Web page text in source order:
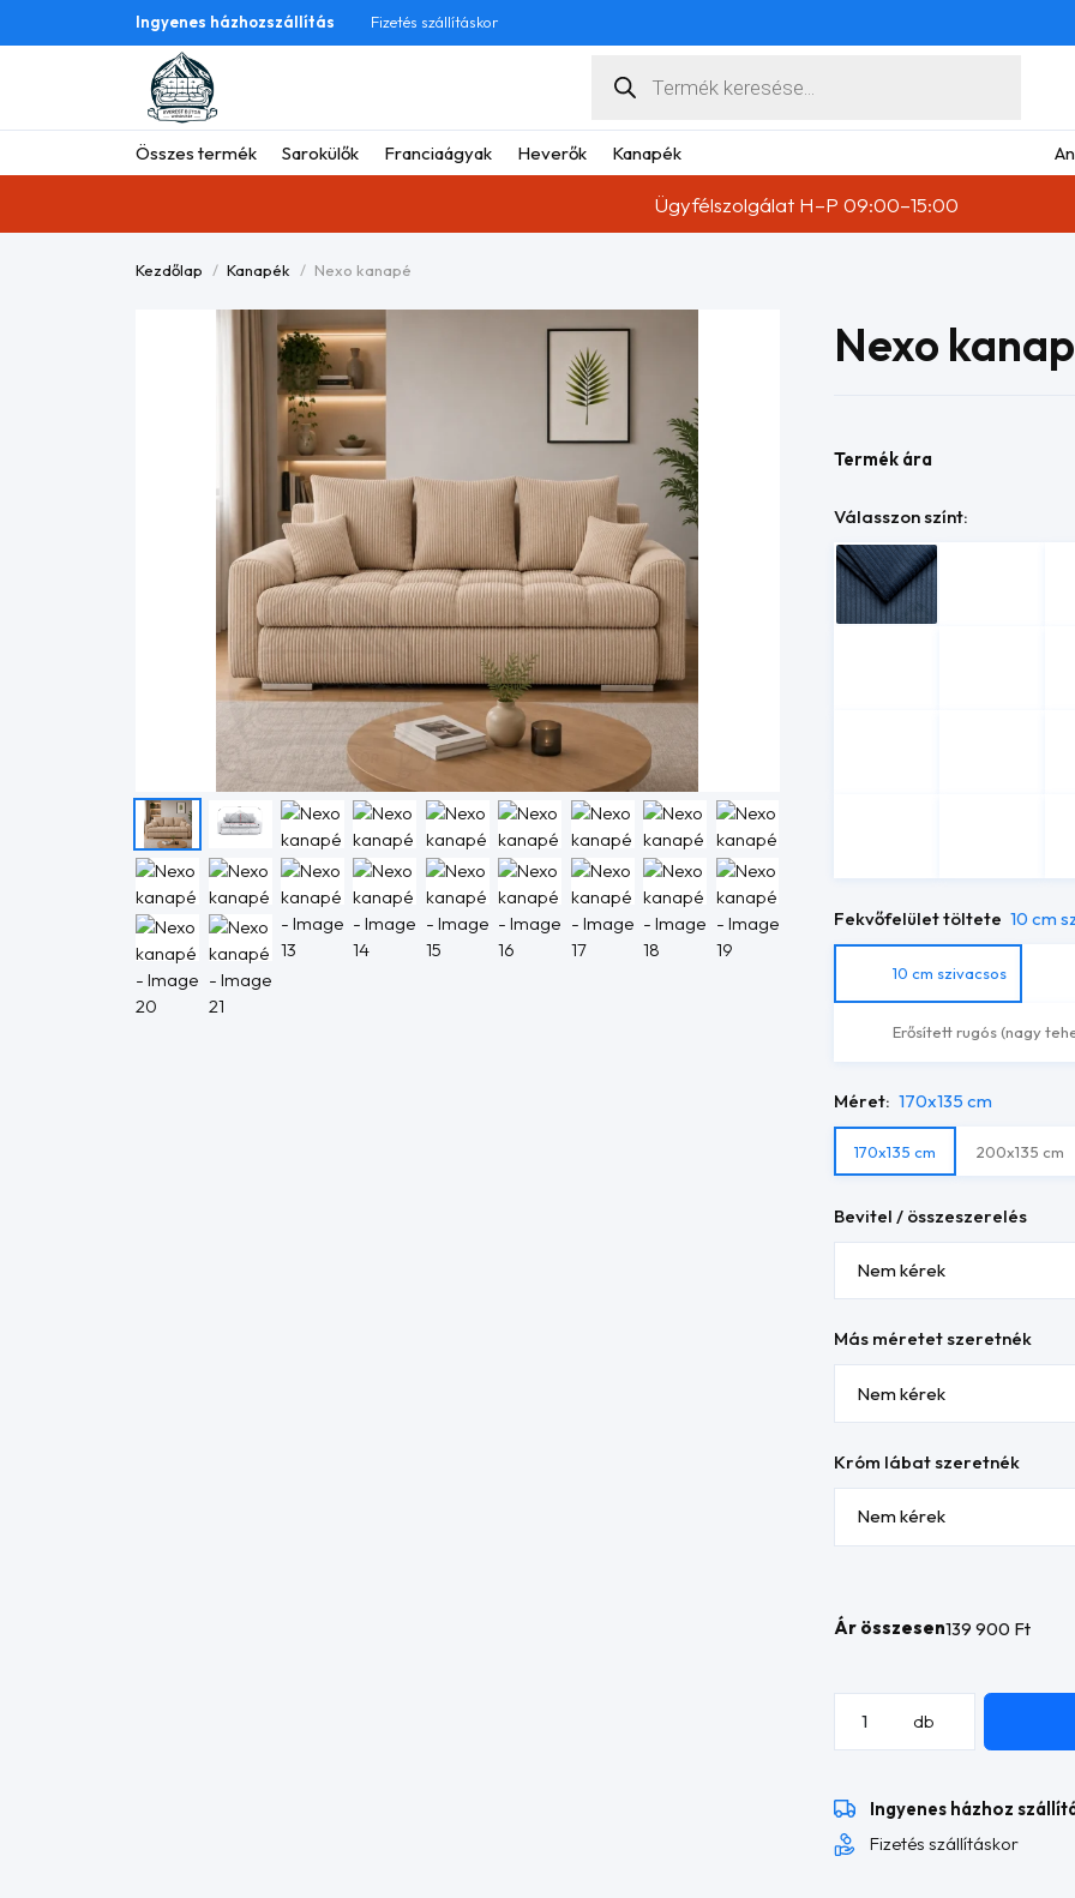
Ingyenes házhozszállítás Fizetés szállításkor
search
Összes termék Sarokülők Franciaágyak Heverők Kanapék
Ügyfélszolgálat H–P 09:00–15:00
Kezdőlap Kanapék Nexo kanapé
Nexo
Termék ára
Válasszon színt:
Fekvőfelület töltete 10 cm
10 cm szivacsos
Erősített rugós (nagy
Méret: 170x135 cm
170x135 cm 200x135 cm
Bevitel / összeszerelés
Más méretet szeretnék
Króm lábat szeretnék
Ár összesen139 900 Ft
kanapé
db
Ingyenes házhoz
Fizetés szállításkor